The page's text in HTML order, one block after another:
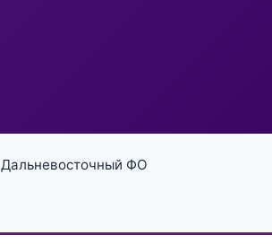
Дальневосточный ФО